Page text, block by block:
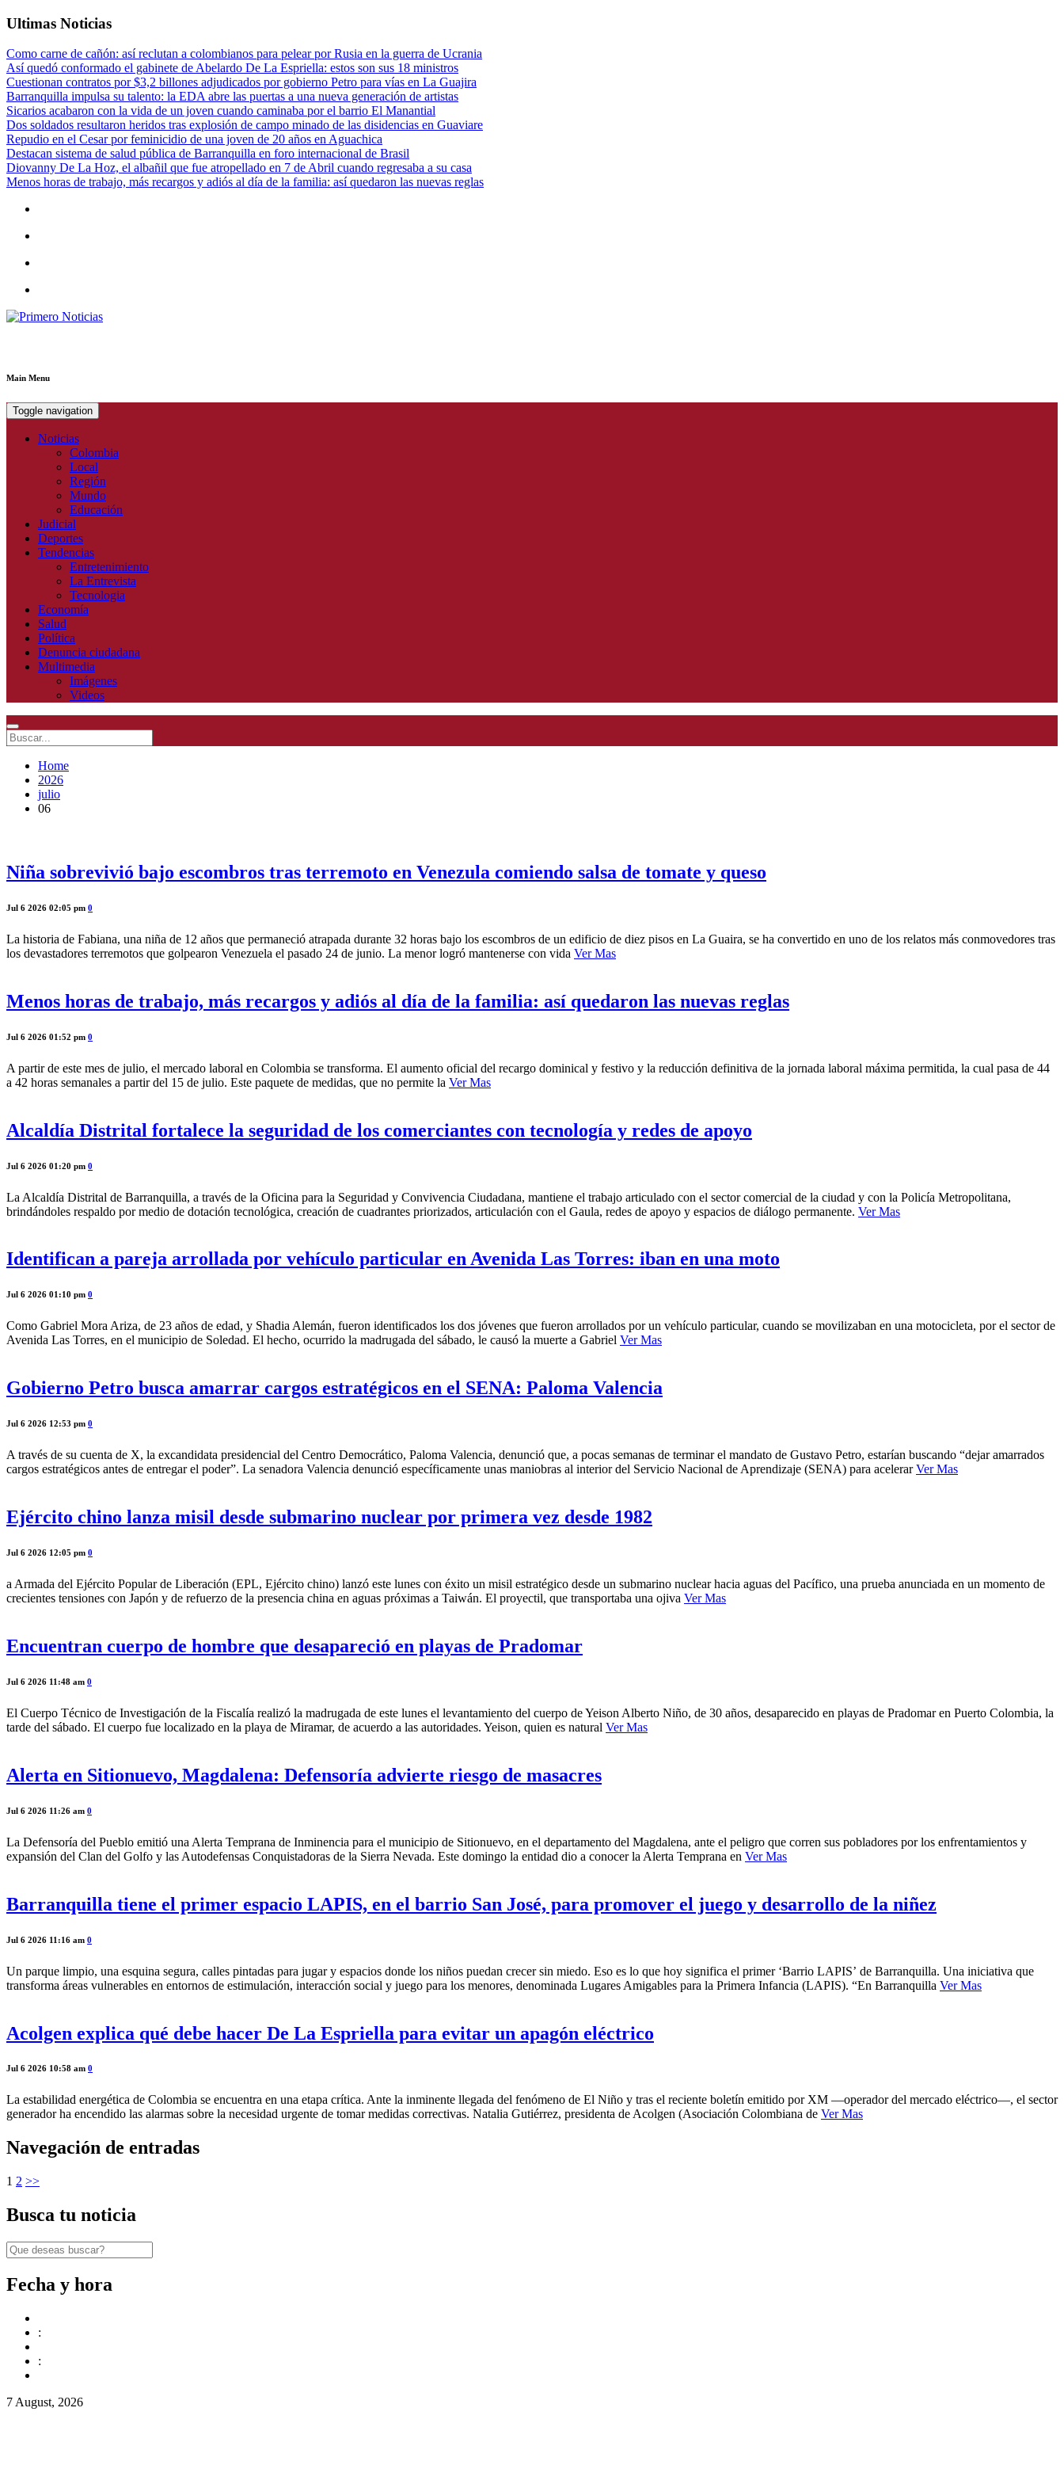
Ultimas Noticias
Como carne de cañón: así reclutan a colombianos para pelear por Rusia en la guerra de Ucrania
Así quedó conformado el gabinete de Abelardo De La Espriella: estos son sus 18 ministros
Cuestionan contratos por $3,2 billones adjudicados por gobierno Petro para vías en La Guajira
Barranquilla impulsa su talento: la EDA abre las puertas a una nueva generación de artistas
Sicarios acabaron con la vida de un joven cuando caminaba por el barrio El Manantial
Dos soldados resultaron heridos tras explosión de campo minado de las disidencias en Guaviare
Repudio en el Cesar por feminicidio de una joven de 20 años en Aguachica
Destacan sistema de salud pública de Barranquilla en foro internacional de Brasil
Diovanny De La Hoz, el albañil que fue atropellado en 7 de Abril cuando regresaba a su casa
Menos horas de trabajo, más recargos y adiós al día de la familia: así quedaron las nuevas reglas
Main Menu
Toggle navigation
Noticias
Colombia
Local
Región
Mundo
Educación
Judicial
Deportes
Tendencias
Entretenimiento
La Entrevista
Tecnologia
Economía
Salud
Política
Denuncia ciudadana
Multimedia
Imágenes
Videos
Home
2026
julio
06
Niña sobrevivió bajo escombros tras terremoto en Venezula comiendo salsa de tomate y queso
Jul 6 2026 02:05 pm 0
La historia de Fabiana, una niña de 12 años que permaneció atrapada durante 32 horas bajo los escombros de un edificio de diez pisos en La Guaira, se ha convertido en uno de los relatos más conmovedores tras
los devastadores terremotos que golpearon Venezuela el pasado 24 de junio. La menor logró mantenerse con vida Ver Mas
Menos horas de trabajo, más recargos y adiós al día de la familia: así quedaron las nuevas reglas
Jul 6 2026 01:52 pm 0
A partir de este mes de julio, el mercado laboral en Colombia se transforma. El aumento oficial del recargo dominical y festivo y la reducción definitiva de la jornada laboral máxima permitida, la cual pasa de 44
a 42 horas semanales a partir del 15 de julio. Este paquete de medidas, que no permite la Ver Mas
Alcaldía Distrital fortalece la seguridad de los comerciantes con tecnología y redes de apoyo
Jul 6 2026 01:20 pm 0
La Alcaldía Distrital de Barranquilla, a través de la Oficina para la Seguridad y Convivencia Ciudadana, mantiene el trabajo articulado con el sector comercial de la ciudad y con la Policía Metropolitana,
brindándoles respaldo por medio de dotación tecnológica, creación de cuadrantes priorizados, articulación con el Gaula, redes de apoyo y espacios de diálogo permanente. Ver Mas
Identifican a pareja arrollada por vehículo particular en Avenida Las Torres: iban en una moto
Jul 6 2026 01:10 pm 0
Como Gabriel Mora Ariza, de 23 años de edad, y Shadia Alemán, fueron identificados los dos jóvenes que fueron arrollados por un vehículo particular, cuando se movilizaban en una motocicleta, por el sector de
Avenida Las Torres, en el municipio de Soledad. El hecho, ocurrido la madrugada del sábado, le causó la muerte a Gabriel Ver Mas
Gobierno Petro busca amarrar cargos estratégicos en el SENA: Paloma Valencia
Jul 6 2026 12:53 pm 0
A través de su cuenta de X, la excandidata presidencial del Centro Democrático, Paloma Valencia, denunció que, a pocas semanas de terminar el mandato de Gustavo Petro, estarían buscando “dejar amarrados
cargos estratégicos antes de entregar el poder”. La senadora Valencia denunció específicamente unas maniobras al interior del Servicio Nacional de Aprendizaje (SENA) para acelerarVer Mas
Ejército chino lanza misil desde submarino nuclear por primera vez desde 1982
Jul 6 2026 12:05 pm 0
a Armada del Ejército Popular de Liberación (EPL, Ejército chino) lanzó este lunes con éxito un misil estratégico desde un submarino nuclear hacia aguas del Pacífico, una prueba anunciada en un momento de
crecientes tensiones con Japón y de refuerzo de la presencia china en aguas próximas a Taiwán. El proyectil, que transportaba una ojiva Ver Mas
Encuentran cuerpo de hombre que desapareció en playas de Pradomar
Jul 6 2026 11:48 am 0
El Cuerpo Técnico de Investigación de la Fiscalía realizó la madrugada de este lunes el levantamiento del cuerpo de Yeison Alberto Niño, de 30 años, desaparecido en playas de Pradomar en Puerto Colombia, la
tarde del sábado. El cuerpo fue localizado en la playa de Miramar, de acuerdo a las autoridades. Yeison, quien es natural Ver Mas
Alerta en Sitionuevo, Magdalena: Defensoría advierte riesgo de masacres
Jul 6 2026 11:26 am 0
La Defensoría del Pueblo emitió una Alerta Temprana de Inminencia para el municipio de Sitionuevo, en el departamento del Magdalena, ante el peligro que corren sus pobladores por los enfrentamientos y
expansión del Clan del Golfo y las Autodefensas Conquistadoras de la Sierra Nevada. Este domingo la entidad dio a conocer la Alerta Temprana en Ver Mas
Barranquilla tiene el primer espacio LAPIS, en el barrio San José, para promover el juego y desarrollo de la niñez
Jul 6 2026 11:16 am 0
Un parque limpio, una esquina segura, calles pintadas para jugar y espacios donde los niños puedan crecer sin miedo. Eso es lo que hoy significa el primer ‘Barrio LAPIS’ de Barranquilla. Una iniciativa que
transforma áreas vulnerables en entornos de estimulación, interacción social y juego para los menores, denominada Lugares Amigables para la Primera Infancia (LAPIS). “En Barranquilla Ver Mas
Acolgen explica qué debe hacer De La Espriella para evitar un apagón eléctrico
Jul 6 2026 10:58 am 0
La estabilidad energética de Colombia se encuentra en una etapa crítica. Ante la inminente llegada del fenómeno de El Niño y tras el reciente boletín emitido por XM —operador del mercado eléctrico—, el sector
generador ha encendido las alarmas sobre la necesidad urgente de tomar medidas correctivas. Natalia Gutiérrez, presidenta de Acolgen (Asociación Colombiana de Ver Mas
Navegación de entradas
1 2 >>
Busca tu noticia
Fecha y hora
:
:
7 August, 2026